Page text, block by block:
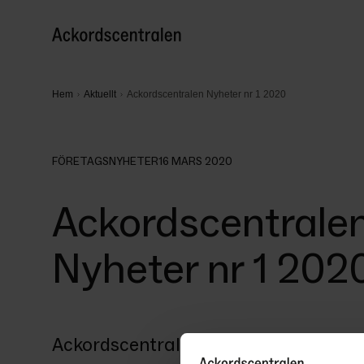
Hem Aktuellt Ackordscentralen Nyheter nr 1 2020
FÖRETAGSNYHETER16 MARS 2020
Nyheter nr 1
Ackordscentralen Nyheter nr 1